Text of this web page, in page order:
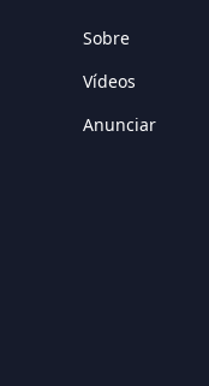
Sobre
Vídeos
Anunciar